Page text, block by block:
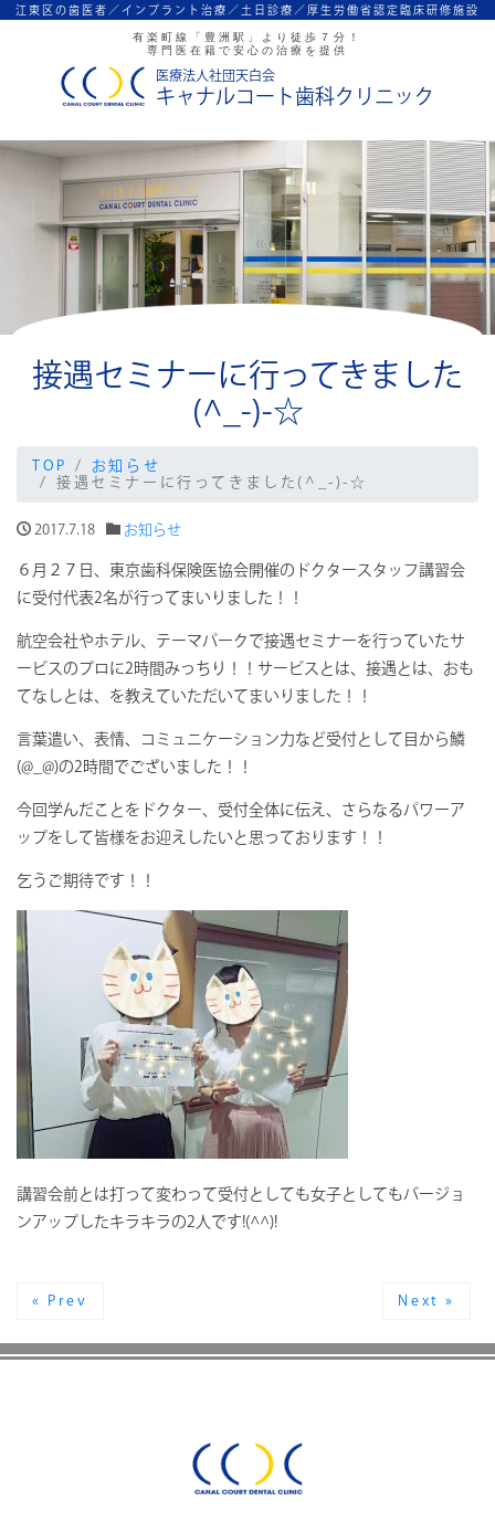
江東区の歯医者／インプラント治療／ 土日診療／厚生労働省認定臨床研修施設
有楽町線「豊洲駅」より徒歩７分！
専門医在籍で安心の治療を提供
医療法人社団天白会
キャナルコート歯科クリニック
接遇セミナーに行ってきました
(^_-)-☆
TOP
お知らせ
接遇セミナーに行ってきました(^_-)-☆
2017.7.18 お知らせ
６月２７日、東京歯科保険医協会開催のドクタースタッフ講習会
に受付代表2名が行ってまいりました！！
航空会社やホテル、テーマパークで接遇セミナーを行っていたサ
ービスのプロに2時間みっちり！！サービスとは、接遇とは、おも
てなしとは、を教えていただいてまいりました！！
言葉遣い、表情、コミュニケーション力など受付として目から鱗
(@_@)の2時間でございました！！
今回学んだことをドクター、受付全体に伝え、さらなるパワーア
ップをして皆様をお迎えしたいと思っております！！
乞うご期待です！！
講習会前とは打って変わって受付としても女子としてもバージョ
ンアップしたキラキラの2人です!(^^)!
« Prev Next »